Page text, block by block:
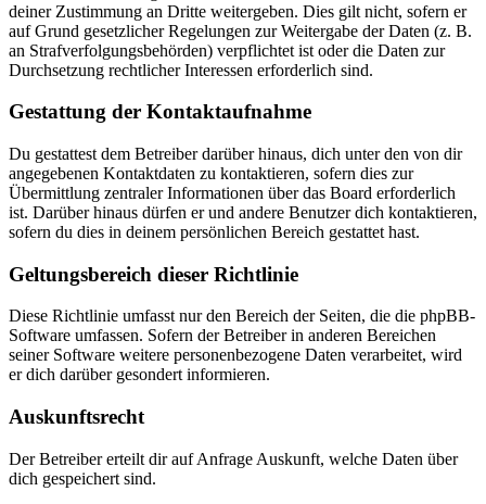
deiner Zustimmung an Dritte weitergeben. Dies gilt nicht, sofern er
auf Grund gesetzlicher Regelungen zur Weitergabe der Daten (z. B.
an Strafverfolgungsbehörden) verpflichtet ist oder die Daten zur
Durchsetzung rechtlicher Interessen erforderlich sind.
Gestattung der Kontaktaufnahme
Du gestattest dem Betreiber darüber hinaus, dich unter den von dir
angegebenen Kontaktdaten zu kontaktieren, sofern dies zur
Übermittlung zentraler Informationen über das Board erforderlich
ist. Darüber hinaus dürfen er und andere Benutzer dich kontaktieren,
sofern du dies in deinem persönlichen Bereich gestattet hast.
Geltungsbereich dieser Richtlinie
Diese Richtlinie umfasst nur den Bereich der Seiten, die die phpBB-
Software umfassen. Sofern der Betreiber in anderen Bereichen
seiner Software weitere personenbezogene Daten verarbeitet, wird
er dich darüber gesondert informieren.
Auskunftsrecht
Der Betreiber erteilt dir auf Anfrage Auskunft, welche Daten über
dich gespeichert sind.